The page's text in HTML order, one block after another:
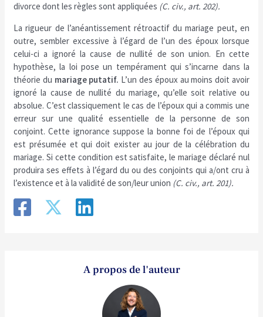
divorce dont les règles sont appliquées (C. civ., art. 202).
La rigueur de l’anéantissement rétroactif du mariage peut, en
outre, sembler excessive à l’égard de l’un des époux lorsque
celui-ci a ignoré la cause de nullité de son union. En cette
hypothèse, la loi pose un tempérament qui s’incarne dans la
théorie du mariage putatif. L’un des époux au moins doit avoir
ignoré la cause de nullité du mariage, qu’elle soit relative ou
absolue. C’est classiquement le cas de l’époux qui a commis une
erreur sur une qualité essentielle de la personne de son
conjoint. Cette ignorance suppose la bonne foi de l’époux qui
est présumée et qui doit exister au jour de la célébration du
mariage. Si cette condition est satisfaite, le mariage déclaré nul
produira ses effets à l’égard du ou des conjoints qui a/ont cru à
l’existence et à la validité de son/leur union (C. civ., art. 201).
A propos de l'auteur